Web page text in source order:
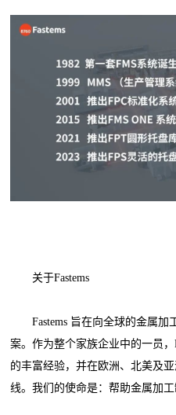
关于Fastems
Fastems 旨在向全球的金属加
案。作为整个家族企业中的一员
的丰富经验，并在欧洲、北美及
线。我们的使命是：帮助金属加